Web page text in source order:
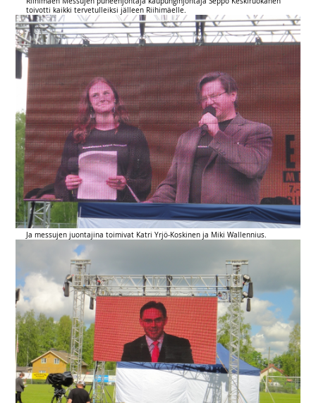
toivotti kaikki tervetulleiksi jälleen Riihimäelle.
Ja messujen juontajina toimivat Katri Yrjö-Koskinen ja Miki Wallennius.